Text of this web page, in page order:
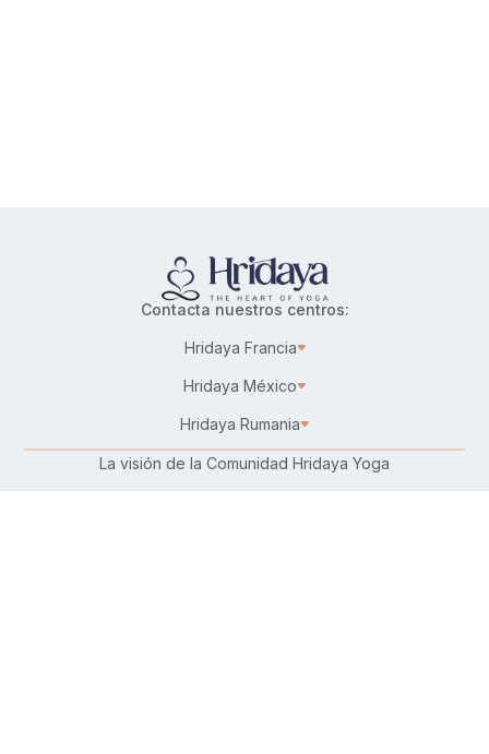
Contacta nuestros centros:
Hridaya Francia
Hridaya México
Hridaya Rumania
La visión de la Comunidad Hridaya Yoga